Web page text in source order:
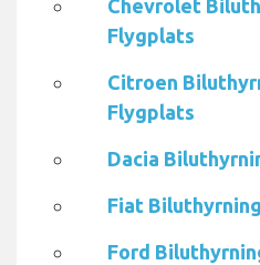
Chevrolet
Flygplats
Citroen
Flygplats
Dacia
Fiat
Ford